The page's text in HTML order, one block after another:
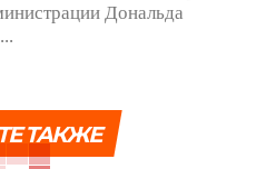
Дональда
ТАКЖЕ